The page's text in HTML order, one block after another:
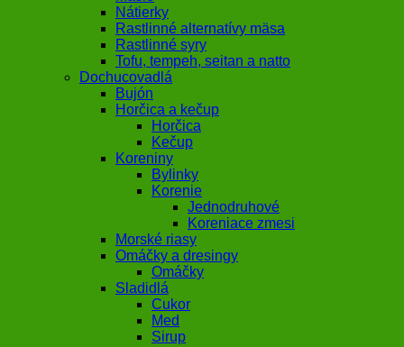
Nátierky
Rastlinné alternatívy mäsa
Rastlinné syry
Tofu, tempeh, seitan a natto
Dochucovadlá
Bujón
Horčica a kečup
Horčica
Kečup
Koreniny
Bylinky
Korenie
Jednodruhové
Koreniace zmesi
Morské riasy
Omáčky a dresingy
Omáčky
Sladidlá
Cukor
Med
Sirup